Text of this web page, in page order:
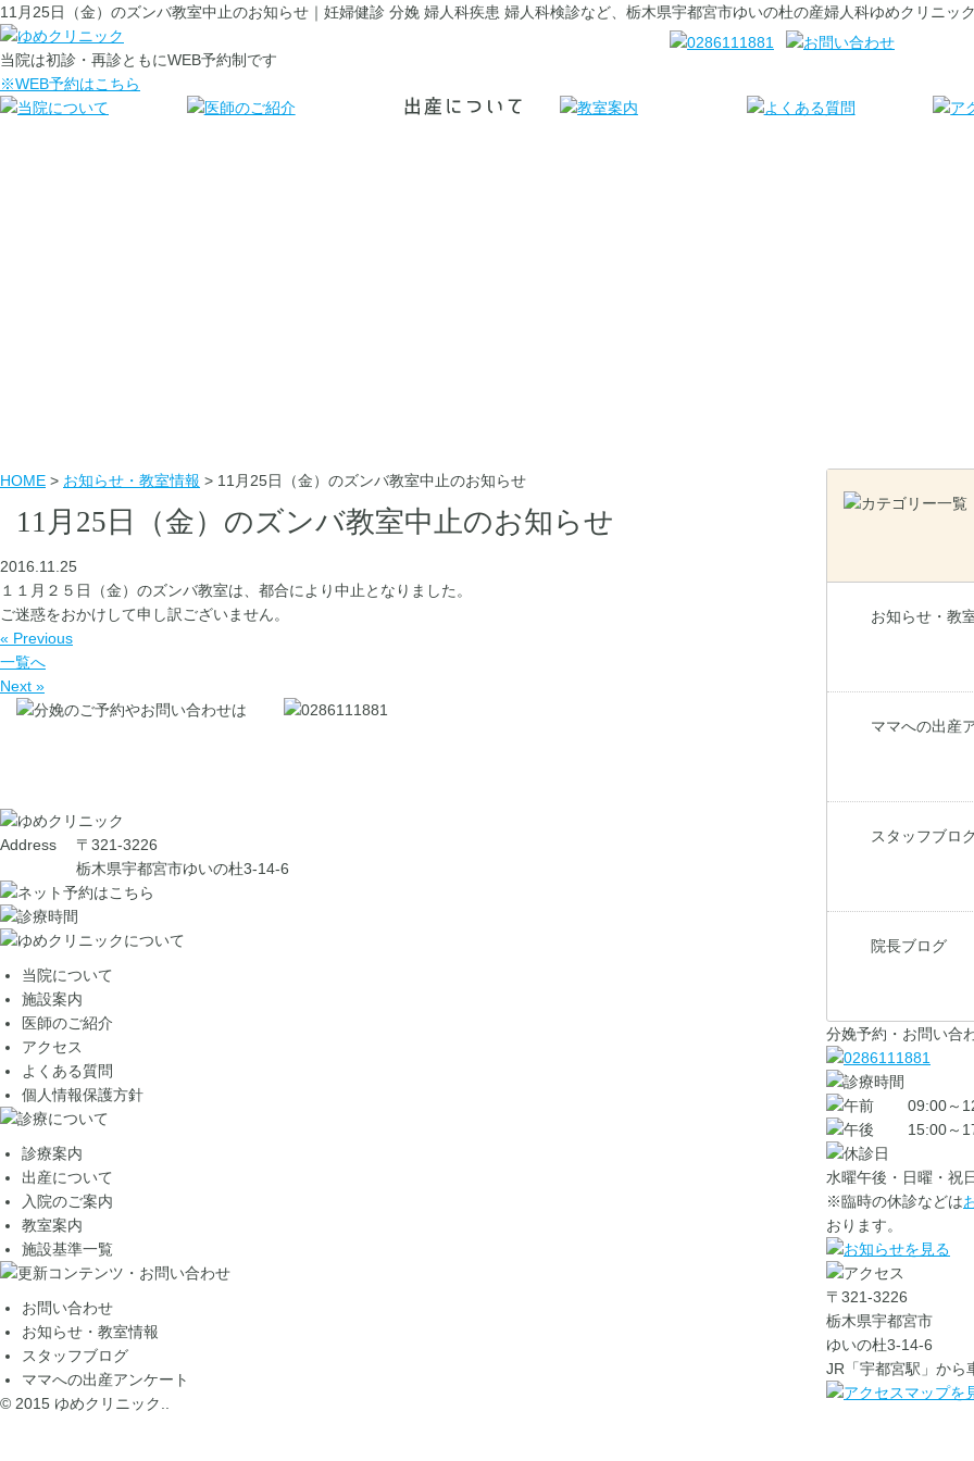
11月25日（金）のズンバ教室中止のお知らせ｜妊婦健診 分娩 婦人科疾患 婦人科検診など、栃木県宇都宮市ゆいの杜の産婦人科ゆめクリニッ
当院は初診・再診ともにWEB予約制です
※WEB予約はこちら
HOME > お知らせ・教室情報 > 11月25日（金）のズンバ教室中止のお知らせ
11月25日（金）のズンバ教室中止のお知らせ
2016.11.25
１１月２５日（金）のズンバ教室は、都合により中止となりました。
ご迷惑をおかけして申し訳ございません。
« Previous
一覧へ
Next »
お知らせ・教
ママへの出産
スタッフブロ
院長ブログ
分娩予約・お問い合
09:00～
15:00～
水曜午後・日曜・祝
※臨時の休診などは
おります。
〒321-3226
栃木県宇都宮市
ゆいの杜3-14-6
JR「宇都宮駅」から
Address
〒321-3226
栃木県宇都宮市ゆいの杜3-14-6
当院について
施設案内
医師のご紹介
アクセス
よくある質問
個人情報保護方針
診療案内
出産について
入院のご案内
教室案内
施設基準一覧
お問い合わせ
お知らせ・教室情報
スタッフブログ
ママへの出産アンケート
© 2015 ゆめクリニック..